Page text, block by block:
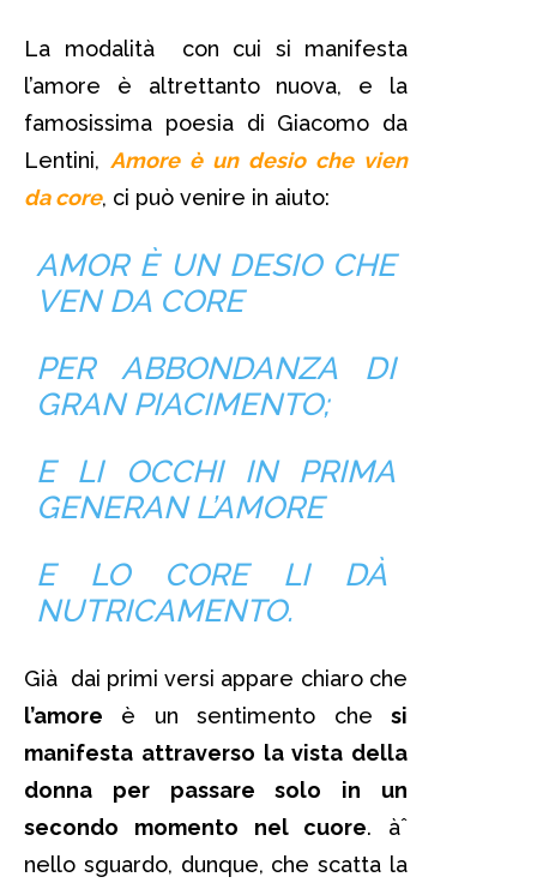
La modalità con cui si manifesta
l’amore è altrettanto nuova, e la
famosissima poesia di Giacomo da
Lentini, Amore è un desio che vien
da core, ci può venire in aiuto:
AMOR È UN DESIO CHE
VEN DA CORE
PER ABBONDANZA DI
GRAN PIACIMENTO;
E LI OCCHI IN PRIMA
GENERAN L’AMORE
E LO CORE LI DÀ
NUTRICAMENTO.
Già dai primi versi appare chiaro che
l’amore è un sentimento che si
manifesta attraverso la vista della
donna per passare solo in un
secondo momento nel cuore. àˆ
nello sguardo, dunque, che scatta la